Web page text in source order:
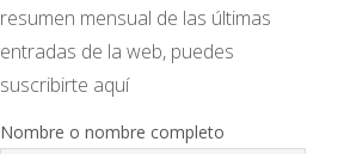
resumen mensual de las últimas
entradas de la web, puedes
suscribirte aquí
Nombre o nombre completo